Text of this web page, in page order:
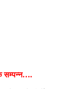
सम्पन्न….